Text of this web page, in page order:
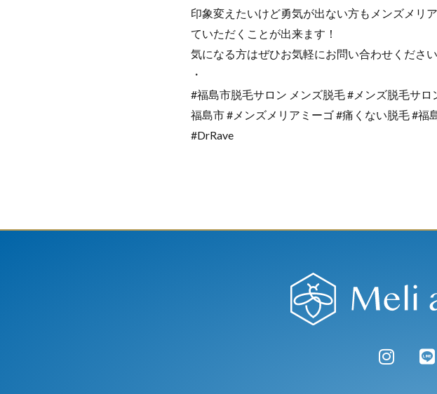
印象変えたいけど勇気が出ない方もメンズメリ
ていただくことが出来ます！
気になる方はぜひお気軽にお問い合わせください
・
#福島市脱毛サロン メンズ脱毛 #メンズ脱毛サ
福島市 #メンズメリアミーゴ #痛くない脱毛 #
#DrRave